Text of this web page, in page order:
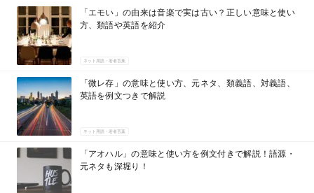
「エモい」の由来は音楽で実は古い？正しい意味と使い
方、類語や英語を紹介
ネット用語・若者言葉
「微レ存」の意味と使い方、元ネタ、類義語、対義語、
英語を例文つきで解説
ネット用語・若者言葉
「アオハル」の意味と使い方を例文付きで解説！語源・
元ネタも深堀り！